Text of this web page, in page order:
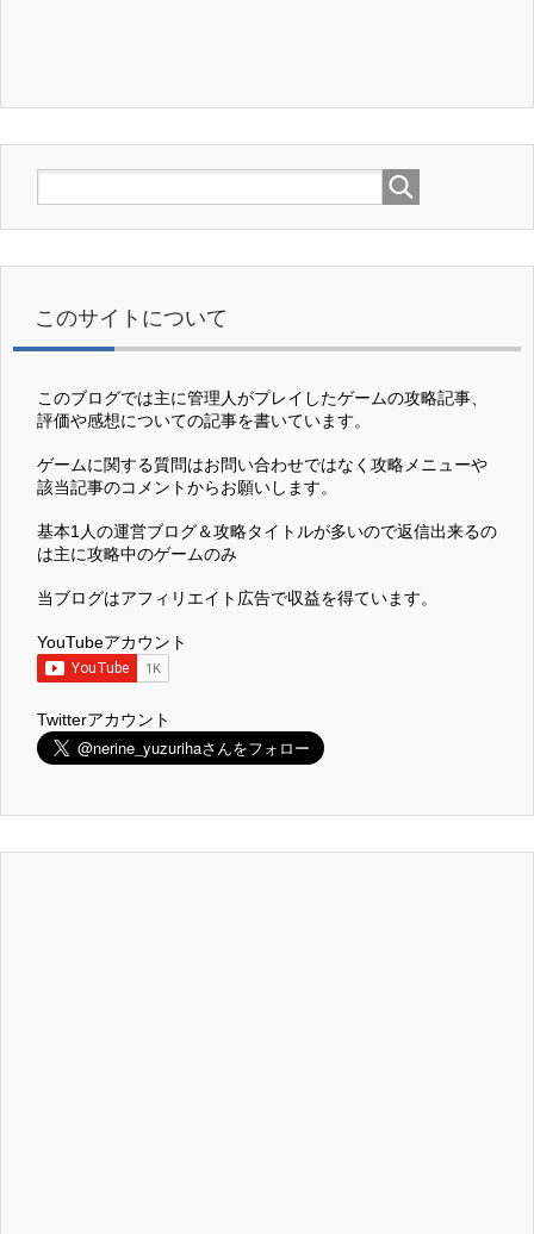
このサイトについて
このブログでは主に管理人がプレイしたゲームの攻略記事、
評価や感想についての記事を書いています。
ゲームに関する質問はお問い合わせではなく攻略メニューや
該当記事のコメントからお願いします。
基本1人の運営ブログ＆攻略タイトルが多いので返信出来るの
は主に攻略中のゲームのみ
当ブログはアフィリエイト広告で収益を得ています。
YouTubeアカウント
Twitterアカウント